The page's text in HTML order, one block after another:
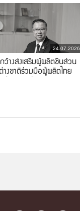
24.07.2026
กว้างส่งเสริมผู้ผลิตชิ้นส่วน
างชาติร่วมมือผู้ผลิตไทย